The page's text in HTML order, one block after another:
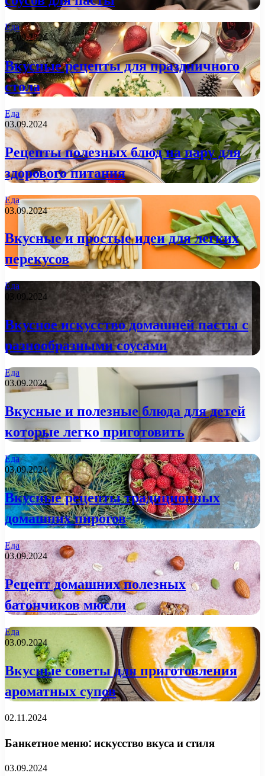
Еда
03.09.2024
Вкусные рецепты для праздничного
стола
Еда
03.09.2024
Рецепты полезных блюд на пару для
здорового питания
Еда
03.09.2024
Вкусные и простые идеи для легких
перекусов
Еда
03.09.2024
Вкусное искусство домашней пасты с
разнообразными соусами
Еда
03.09.2024
Вкусные и полезные блюда для детей
которые легко приготовить
Еда
03.09.2024
Вкусные рецепты традиционных
домашних пирогов
Еда
03.09.2024
Рецепт домашних полезных
батончиков мюсли
Еда
03.09.2024
Вкусные советы для приготовления
ароматных супов
02.11.2024
Банкетное меню: искусство вкуса и стиля
03.09.2024